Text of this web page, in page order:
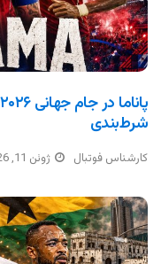
شرط‌بندی
کارشناس فوتبال ژوئن 11, 2026